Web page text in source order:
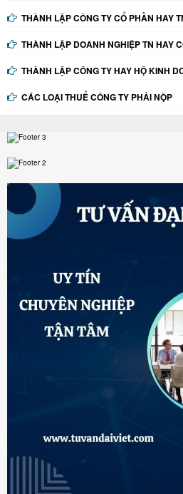
THÀNH LẬP CÔNG TY CỔ PHẦN HAY
THÀNH LẬP DOANH NGHIỆP TN HAY
THÀNH LẬP CÔNG TY HAY HỘ KINH
CÁC LOẠI THUẾ CÔNG TY PHẢI NỘP